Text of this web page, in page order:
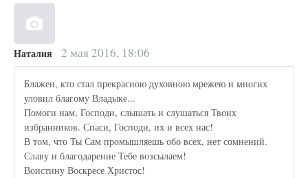
Наталия 2 мая 2016, 18:06
Блажен, кто стал прекрасною духовною мрежею и многих
уловил благому Владыке...
Помоги нам, Господи, слышать и слушаться Твоих
избранников. Спаси, Господи, их и всех нас!
В том, что Ты Сам промышляешь обо всех, нет сомнений.
Славу и благодарение Тебе возсылаем!
Воистину Воскресе Христос!